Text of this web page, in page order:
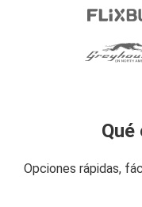
Opciones rápidas,